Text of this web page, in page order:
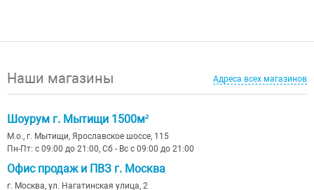
Наши магазины Адреса всех магазинов
Шоурум г. Мытищи 1500м²
М.о., г. Мытищи, Ярославское шоссе, 115
Пн-Пт: с 09:00 до 21:00, Сб - Вс с 09:00 до 21:00
Офис продаж и ПВЗ г. Москва
г. Москва, ул. Нагатинская улица, 2